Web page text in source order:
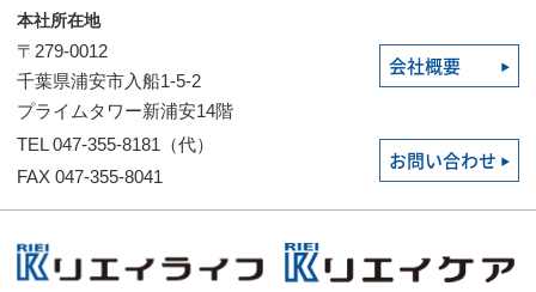
本社所在地
〒279-0012
千葉県浦安市入船1-5-2
プライムタワー新浦安14階
会社概要
TEL 047-355-8181（代）
FAX 047-355-8041
お問い合わせ